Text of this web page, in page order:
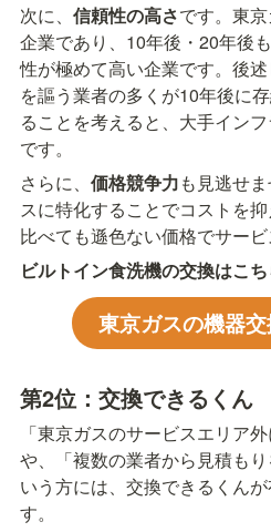
次に、 信頼性の高さです。東
企業であり、10年後・20年後
性が極めて高い企業です。後
を謳う業者の多くが10年後に
ることを考えると、大手イン
です。
さらに、 価格競争力も見逃せ
スに特化することでコストを
比べても遜色ない価格でサービ
ビルトイン食洗機の交換はこち
東京ガスの機器
第2位：交換できるくん
「東京ガスのサービスエリア
や、「複数の業者から見積も
いう方には、交換できるくん
す。